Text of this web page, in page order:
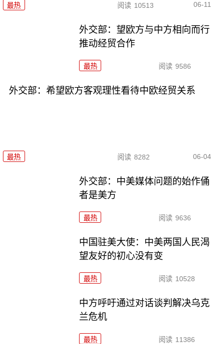
最热 阅读 10513 06-11
外交部：望欧方与中方相向而行
推动经贸合作
最热 阅读 9586
外交部：希望欧方客观理性看待中欧经贸关系
最热 阅读 8282 06-04
外交部：中美媒体问题的始作俑
者是美方
最热 阅读 9636
中国驻美大使：中美两国人民渴
望友好的初心没有变
最热 阅读 10528
中方呼吁通过对话谈判解决乌克
兰危机
最热 阅读 11386